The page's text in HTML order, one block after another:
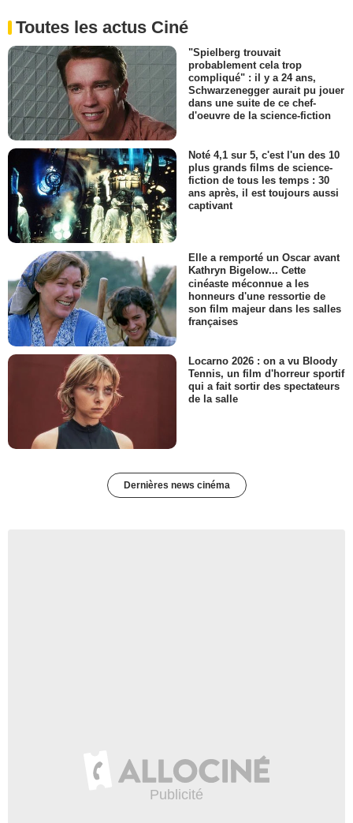
Toutes les actus Ciné
"Spielberg trouvait
probablement cela trop
compliqué" : il y a 24 ans,
Schwarzenegger aurait pu jouer
dans une suite de ce chef-
d'oeuvre de la science-fiction
Noté 4,1 sur 5, c'est l'un des 10
plus grands films de science-
fiction de tous les temps : 30
ans après, il est toujours aussi
captivant
Elle a remporté un Oscar avant
Kathryn Bigelow... Cette
cinéaste méconnue a les
honneurs d'une ressortie de
son film majeur dans les salles
françaises
Locarno 2026 : on a vu Bloody
Tennis, un film d'horreur sportif
qui a fait sortir des spectateurs
de la salle
Dernières news cinéma